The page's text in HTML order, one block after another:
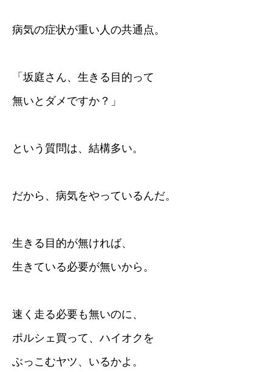
病気の症状が重い人の共通点。
「坂庭さん、生きる目的って
無いとダメですか？」
という質問は、結構多い。
だから、病気をやっているんだ。
生きる目的が無ければ、
生きている必要が無いから。
速く走る必要も無いのに、
ポルシェ買って、ハイオクを
ぶっこむヤツ、いるかよ。